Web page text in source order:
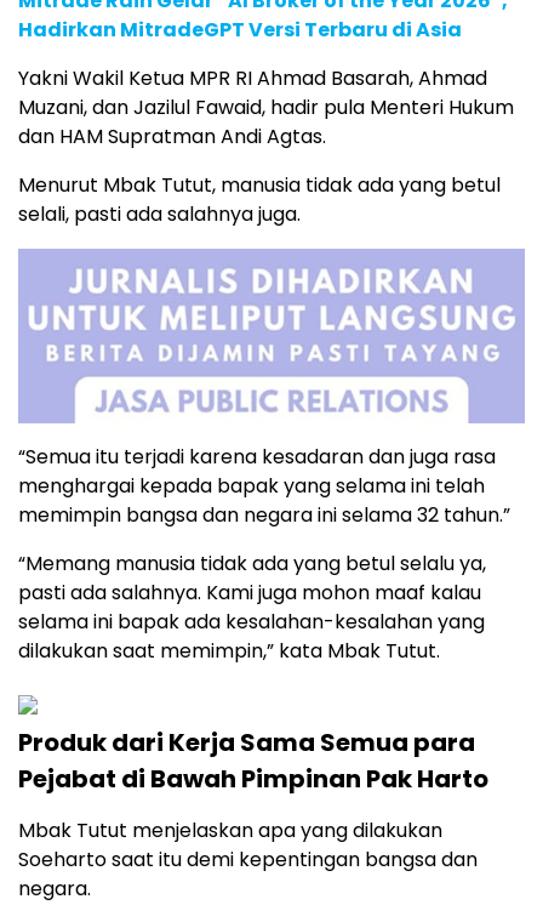
Hadirkan MitradeGPT Versi Terbaru di Asia
Yakni Wakil Ketua MPR RI Ahmad Basarah, Ahmad
Muzani, dan Jazilul Fawaid, hadir pula Menteri Hukum
dan HAM Supratman Andi Agtas.
Menurut Mbak Tutut, manusia tidak ada yang betul
selali, pasti ada salahnya juga.
“Semua itu terjadi karena kesadaran dan juga rasa
menghargai kepada bapak yang selama ini telah
memimpin bangsa dan negara ini selama 32 tahun.”
“Memang manusia tidak ada yang betul selalu ya,
pasti ada salahnya. Kami juga mohon maaf kalau
selama ini bapak ada kesalahan-kesalahan yang
dilakukan saat memimpin,” kata Mbak Tutut.
Produk dari Kerja Sama Semua para
Pejabat di Bawah Pimpinan Pak Harto
Mbak Tutut menjelaskan apa yang dilakukan
Soeharto saat itu demi kepentingan bangsa dan
negara.